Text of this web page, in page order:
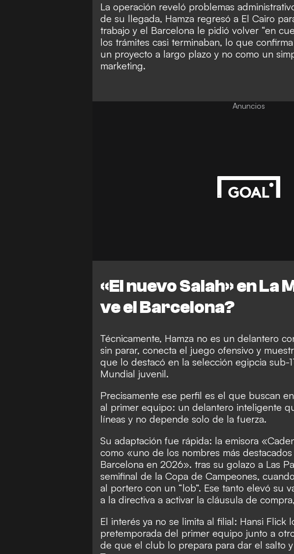
La operación reveló problemas
de su llegada, Hamza regresó a El Cairo
trabajo y el Barcelona le pidió volver “en
los trámites casi terminaban, lo que
un proyecto a largo plazo y no como un
marketing.
Anuncios
«El nuevo Salah» en La
ve el Barcelona?
Técnicamente, Hamza no es un delantero
sin parar, conecta el juego ofensivo y
que lo destacó en la selección egipcia sub-
Mundial juvenil.
Precisamente ese perfil es el que buscan
al primer equipo: un delantero inteligente
líneas y no depende solo de la fuerza.
Su adaptación fue rápida: la emisora
como «uno de los nombres más
Barcelona en 2026». tras su golazo a Las
semifinal de la Copa de Campeones,
al portero con un “lob”. Ese tanto elevó su
a la directiva a activar la cláusula de
El interés ya no se limita al filial: Hansi Flick
pretemporada del primer equipo junto a
de que el club lo prepara para dar el salto